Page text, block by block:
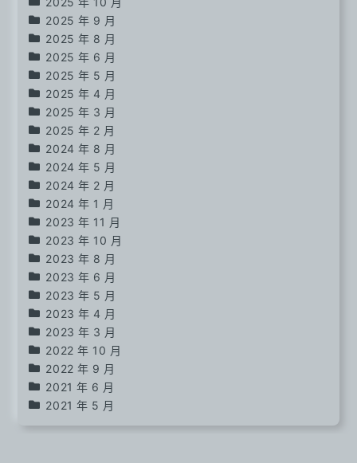
2025 年 9 月
2025 年 8 月
2025 年 6 月
2025 年 5 月
2025 年 4 月
2025 年 3 月
2025 年 2 月
2024 年 8 月
2024 年 5 月
2024 年 2 月
2024 年 1 月
2023 年 11 月
2023 年 10 月
2023 年 8 月
2023 年 6 月
2023 年 5 月
2023 年 4 月
2023 年 3 月
2022 年 10 月
2022 年 9 月
2021 年 6 月
2021 年 5 月